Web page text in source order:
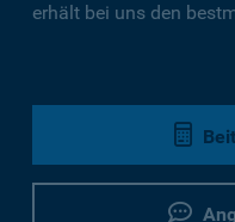
erhält bei uns den